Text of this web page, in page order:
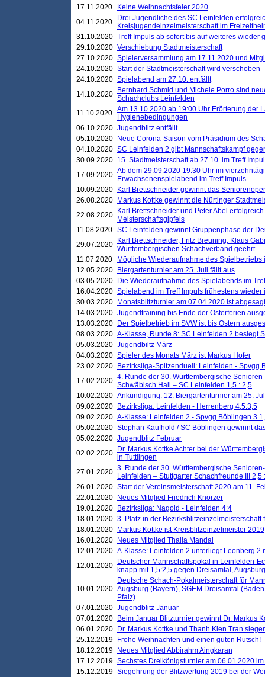
17.11.2020
Keine Weihnachtsfeier 2020
04.11.2020
Drei Jugendliche des SC Leinfelden
Kreisjugendeinzelmeisterschaft im
31.10.2020 Treff Impuls ab sofort bis auf weiteres wieder
29.10.2020 Verschiebung Stadtmeisterschaft
27.10.2020 Spielerversammlung am 17.11.2020 und
24.10.2020 Start der Stadtmeisterschaft wird verschoben
24.10.2020 Spielabend am 27.10. entfällt
14.10.2020
Bernhard Schmid und Michele Porro sind
Schachclubs Leinfelden
11.10.2020 Am 13.10.2020 ab 19:00 Uhr Erörterung der
Hygienebedingungen
06.10.2020 Jugendblitz entfällt
05.10.2020
Neue Corona-Saison vom Präsidium des
04.10.2020 SC Leinfelden 2 gibt Mannschaftskampf
30.09.2020 15. Stadtmeisterschaft ab 27.10. im Treff
17.09.2020 Ab dem 29.09.2020 19:30 Uhr im
Erwachsenenspielabend im Treff Impuls
10.09.2020
Karl Brettschneider gewinnt das
26.08.2020
Markus Kottke gewinnt die Nürtinger
22.08.2020
Karl Brettschneider und Peter Abel
Meisterschaftsgipfels
11.08.2020 SC Leinfelden gewinnt Gruppenphase der
29.07.2020
Karl Brettschneider, Fritz Breuning, Klaus
Württembergischen Schachverband geehrt
11.07.2020
Mögliche Wiederaufnahme des Spielbetriebs
12.05.2020
Biergartenturnier am 25. Juli fällt aus
03.05.2020
Die Wiederaufnahme des Spielabends im
16.04.2020 Spielabend im Treff Impuls frühestens wieder
30.03.2020
Monatsblitzturnier am 07.04.2020 ist abgesagt
14.03.2020 Jugendtraining bis Ende der Osterferien
13.03.2020
Der Spielbetrieb im SVW ist bis Ostern
08.03.2020 A-Klasse, Runde 8: SC Leinfelden 2 besiegt
05.03.2020 Jugendbiltz März
04.03.2020 Spieler des Monats März ist Markus Hofer
23.02.2020
Bezirksliga-Spitzenduell: Leinfelden - Spvgg
17.02.2020 4. Runde der 30. Württembergische
Schwäbisch Hall – SC Leinfelden 1,5 : 2,5
10.02.2020 Ankündigung: 12. Biergartenturnier am 25.
09.02.2020
Bezirksliga: Leinfelden - Herrenberg 4,5:3,5
09.02.2020 A-Klasse: Leinfelden 2 - Spvgg Böblingen 3
05.02.2020 Stephan Kaufhold / SC Böblingen gewinnt
05.02.2020 Jugendblitz Februar
02.02.2020
Dr. Markus Kottke Achter bei der
in Tuttlingen
27.01.2020 3. Runde der 30. Württembergische
Leinfelden – Stuttgarter Schachfreunde III 2,5
26.01.2020 Start der Vereinsmeisterschaft 2020 am 11.
22.01.2020
Neues Mitglied Friedrich Knörzer
19.01.2020
Bezirksliga: Nagold - Leinfelden 4:4
18.01.2020 3. Platz in der Bezirksblitzeinzelmeisterschaft
18.01.2020
Markus Kottke ist Kreisblitzeinzelmeister 2019
16.01.2020
Neues Mitglied Thalia Mandal
12.01.2020 A-Klasse: Leinfelden 2 unterliegt Leonberg 2
12.01.2020
Deutscher Mannschaftspokal in Leinfelden-
knapp mit 1,5:2,5 gegen Dreisamtal,
10.01.2020
Deutsche Schach-Pokalmeisterschaft für
Augsburg (Bayern), SGEM Dreisamtal
Pfalz)
07.01.2020 Jugendblitz Januar
07.01.2020
Beim Januar Blitzturnier gewinnt Dr. Markus
06.01.2020
Dr. Markus Kottke und Thanh Kien Tran
25.12.2019
Frohe Weihnachten und einen guten Rutsch!
18.12.2019
Neues Mitglied Abbirahm Aingkaran
17.12.2019 Sechstes Dreikönigsturnier am 06.01.2020
15.12.2019 Siegehrung der Blitzwertung 2019 bei der